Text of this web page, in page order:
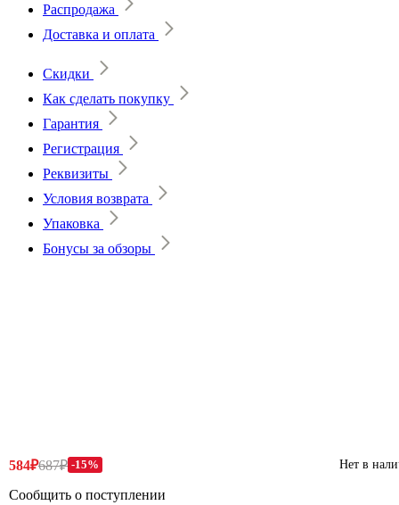
584₽687₽ -15% Нет в
Сообщить о поступлении
Распродажа
Доставка и оплата
Скидки
Как сделать покупку
Гарантия
Регистрация
Реквизиты
Условия возврата
Упаковка
Бонусы за обзоры